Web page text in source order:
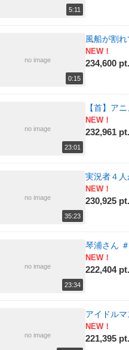
5:11
no image
0:15
風船が割
NEW！
234,600 pt.
no image
23:01
【首】ア
NEW！
232,961 pt.
no image
35:23
実況者４
NEW！
230,925 pt.
no image
23:34
琴浦さん
NEW！
222,404 pt.
no image
アイドル
NEW！
221,395 pt.